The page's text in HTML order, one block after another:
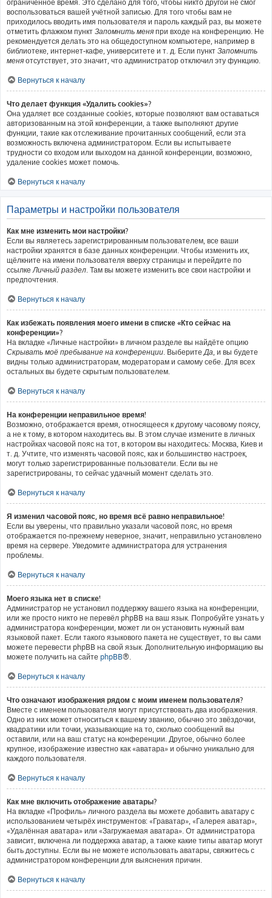
ограниченное время. Это сделано для того, чтобы никто другой не смог
воспользоваться вашей учётной записью. Для того чтобы вам не
приходилось вводить имя пользователя и пароль каждый раз, вы можете
отметить флажком пункт Запомнить меня при входе на конференцию. Не
рекомендуется делать это на общедоступном компьютере, например в
библиотеке, интернет-кафе, университете и т. д. Если пункт Запомнить
меня отсутствует, это значит, что администратор отключил эту функцию.
Вернуться к началу
Что делает функция «Удалить cookies»?
Она удаляет все созданные cookies, которые позволяют вам оставаться
авторизованным на этой конференции, а также выполняют другие
функции, такие как отслеживание прочитанных сообщений, если эта
возможность включена администратором. Если вы испытываете
трудности со входом или выходом на данной конференции, возможно,
удаление cookies может помочь.
Вернуться к началу
Параметры и настройки пользователя
Как мне изменить мои настройки?
Если вы являетесь зарегистрированным пользователем, все ваши
настройки хранятся в базе данных конференции. Чтобы изменить их,
щёлкните на имени пользователя вверху страницы и перейдите по
ссылкеЛичный раздел. Там вы можете изменить все свои настройки и
предпочтения.
Вернуться к началу
Как избежать появления моего имени в списке «Кто сейчас на
конференции»?
На вкладке «Личные настройки» в личном разделе вы найдёте опцию
Скрывать моё пребывание на конференции. ВыберитеДа, и вы будете
видны только администраторам, модераторам и самому себе. Для всех
остальных вы будете скрытым пользователем.
Вернуться к началу
На конференции неправильное время!
Возможно, отображается время, относящееся к другому часовому поясу,
а не к тому, в котором находитесь вы. В этом случае измените в личных
настройках часовой пояс на тот, в котором вы находитесь: Москва, Киев и
т. д. Учтите, что изменять часовой пояс, как и большинство настроек,
могут только зарегистрированные пользователи. Если вы не
зарегистрированы, то сейчас удачный момент сделать это.
Вернуться к началу
Я изменил часовой пояс, но время всё равно неправильное!
Если вы уверены, что правильно указали часовой пояс, но время
отображается по-прежнему неверное, значит, неправильно установлено
время на сервере. Уведомите администратора для устранения
проблемы.
Вернуться к началу
Моего языка нет в списке!
Администратор не установил поддержку вашего языка на конференции,
или же просто никто не перевёл phpBB на ваш язык. Попробуйте узнать у
администратора конференции, может ли он установить нужный вам
языковой пакет. Если такого языкового пакета не существует, то вы сами
можете перевести phpBB на свой язык. Дополнительную информацию вы
можете получить на сайте phpBB®.
Вернуться к началу
Что означают изображения рядом с моим именем пользователя?
Вместе с именем пользователя могут присутствовать два изображения.
Одно из них может относиться к вашему званию, обычно это звёздочки,
квадратики или точки, указывающие на то, сколько сообщений вы
оставили, или на ваш статус на конференции. Другое, обычно более
крупное, изображение известно как «аватара» и обычно уникально для
каждого пользователя.
Вернуться к началу
Как мне включить отображение аватары?
На вкладке «Профиль» личного раздела вы можете добавить аватару с
использованием четырёх инструментов: «Граватар», «Галерея аватар»,
«Удалённая аватара» или «Загружаемая аватара». От администратора
зависит, включена ли поддержка аватар, а также какие типы аватар могут
быть доступны. Если вы не можете использовать аватары, свяжитесь с
администратором конференции для выяснения причин.
Вернуться к началу